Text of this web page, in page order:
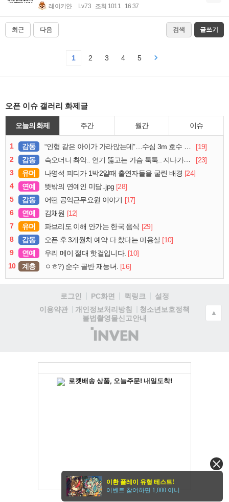
레이키얀 Lv.73 조회 1011 16:37
최근 다음 검색 글쓰기
1 2 3 4 5
오픈 이슈 갤러리 화제글
오늘의 화제 주간 월간 이슈
1 감동 “인형 같은 아이가 가라앉는데”…수심 3m 호수 뛰어든 60대 의인
[19]
2
감동 슥오더니 촤악.. 연기 뚫고는 가슴 툭툭.. 지나가던 아재의 정체
[23]
3
유머 나영석 피디가 1박2일때 출연자들을 굴린 배경 [24]
4
연예 뜻밖의 연예인 미담..jpg [28]
5
감동 어떤 공익근무요원 이야기 [17]
6
연예 김채원 [12]
7
유머 파브리도 이해 안가는 한국 음식 [29]
8
감동 오픈 후 3개월치 예약 다 찼다는 미용실 [10]
9
연예 우리 메이 절대 핫걸입니다. [10]
10
계층 ㅇㅎ?) 순수 골반 재능녀. [16]
로그인 PC화면 퀵링크
설정
이용약관
개인정보처리방침
청소년보호정책
불법촬영물신고안내
(주)
인
▲
이환 플레이 유형 테스트!
이벤트 참여하면 1,000 이니